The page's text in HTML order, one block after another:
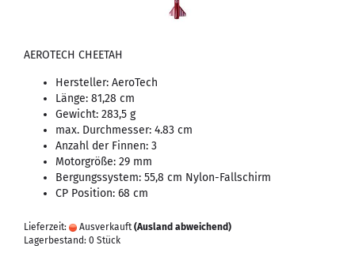
AEROTECH CHEETAH
Hersteller: AeroTech
Länge: 81,28 cm
Gewicht: 283,5 g
max. Durchmesser: 4.83 cm
Anzahl der Finnen: 3
Motorgröße: 29 mm
Bergungssystem: 55,8 cm Nylon-Fallschirm
CP Position: 68 cm
Lieferzeit: Ausverkauft (Ausland abweichend)
Lagerbestand: 0 Stück